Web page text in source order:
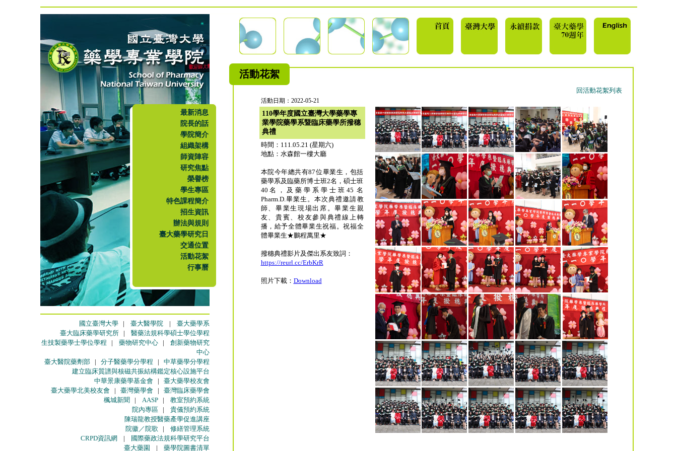
最新消息
院長的話
學院簡介
組織架構
師資陣容
研究焦點
榮譽榜
學生專區
特色課程簡介
招生資訊
辦法與規則
臺大藥學研究日
交通位置
活動花絮
行事曆
國立臺灣大學| 臺大醫學院| 臺大藥學系
臺大臨床藥學研究所| 醫藥法規科學碩士學位學程
生技製藥學士學位學程 | 藥物研究中心| 創新藥物研究
中心
臺大醫院藥劑部| 分子醫藥學分學程 | 中草藥學分學程
建立臨床質譜與核磁共振結構鑑定核心設施平台
中華景康藥學基金會| 臺大藥學校友會
臺大藥學北美校友會| 臺灣藥學會| 臺灣臨床藥學會
楓城新聞 | AASP| 教室預約系統
院內專區| 貴儀預約系統
陳瑞龍教授醫藥產學促進講座
院徽／院歌 | 修繕管理系統
CRPD資訊網 |
國際藥政法規科學研究平台
臺大藥園 | 藥學院圖書清單
活動花絮
回活動花絮列表
活動日期：2022-05-21
110學年度國立臺灣大學藥學專
業學院藥學系暨臨床藥學所撥穗
典禮
時間：111.05.21 (星期六)
地點：水森館一樓大廳
本院今年總共有87位畢業生，包括
藥學系及臨藥所博士班2名，碩士班
40名，及藥學系學士班45 名
Pharm.D.畢業生。本次典禮邀請教
師、畢業生現場出席。畢業生親
友、貴賓、校友參與典禮線上轉
播，給予全體畢業生祝福。祝福全
體畢業生★鵬程萬里★
撥穗典禮影片及傑出系友致詞：
https://reurl.cc/ErbKrR
照片下載： Download